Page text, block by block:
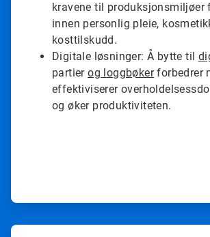
kravene til produksjonsmiljøer
innen personlig pleie,
kosttilskudd.
Digitale løsninger: Å bytte til
partierog loggbøkerforbedrer
effektiviserer
og øker produktiviteten.
A